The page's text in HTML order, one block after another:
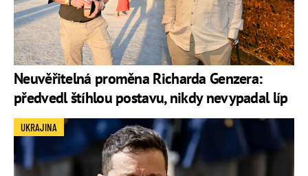
Neuvěřitelná proměna Richarda Genzera:
předvedl štíhlou postavu, nikdy nevypadal líp
UKRAJINA